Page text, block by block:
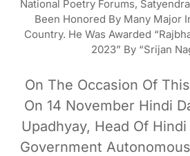
National Poetry Forums,
Been Honored By Many Major
Country. He Was Awarded
2023” By “Srijan
On The Occasion Of
On 14 November Hindi
Upadhyay, Head Of
Government